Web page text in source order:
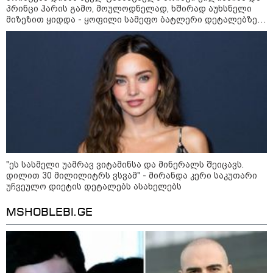
რამ გამოიწვია საქართველოს
ელექტროენერგეტიკული სისტემის სრული
გათიშვა - რას ამბობს სემეკ-ის წევრი
სამოქალაქო საზოგადოების
წარმომადგენლები 2008 წლის
რუსეთ-საქართველოს აგვისტოს
ომის 18 წლისთავთან
პრინცი ჰარის გამო, მოულოდნელად, ხშირად აუხსნელი
მიზეზით ყიდდა - ყოფილი სამეფო ბატლერი დეტალებზე
საკუთარ წიგნში საუბრობს
"ეს სასმელი უამრავ ვიტამინსა და მინერალს შეიცავს.
დილით 30 მილილიტრს ვსვამ" - მირანდა კერი საკუთარი
უჩვეულო დიეტის დეტალებს ასახელებს
MSHOBLEBI.GE